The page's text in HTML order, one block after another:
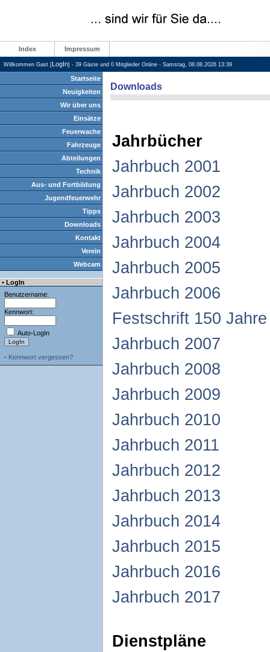
Index Impressum
Willkommen Gast [LogIn] - 39 Gäste und 0 Mitglieder Online - Samstag, 08.08.2026 13:39
Startseite
Neuigkeiten
Wir über uns
Einsätze
Feuerwache
Fahrzeuge
Abteilungen
Technik
Aus- und Fortbildung
Jugendfeuerwehr
Tipps
Downloads
Kontakt
Verein
Webcam
• LogIn
Benutzername:
Kennwort:
Auto-LogIn
- Kennwort vergessen?
Downloads
Jahrbücher
Jahrbuch 2001
Jahrbuch 2002
Jahrbuch 2003
Jahrbuch 2004
Jahrbuch 2005
Jahrbuch 2006
Festschrift 150
Jahrbuch 2007
Jahrbuch 2008
Jahrbuch 2009
Jahrbuch 2010
Jahrbuch 2011
Jahrbuch 2012
Jahrbuch 2013
Jahrbuch 2014
Jahrbuch 2015
Jahrbuch 2016
Jahrbuch 2017
Dienstpläne